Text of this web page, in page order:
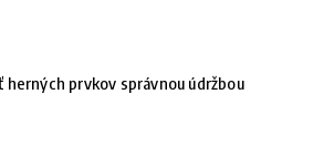
prvkov správnou údržbou